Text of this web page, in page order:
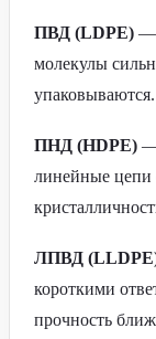
ПВД (LDPE) —
молекулы
упаковываются.
ПНД (HDPE) —
линейные цепи
ЛПВД
короткими
прочность